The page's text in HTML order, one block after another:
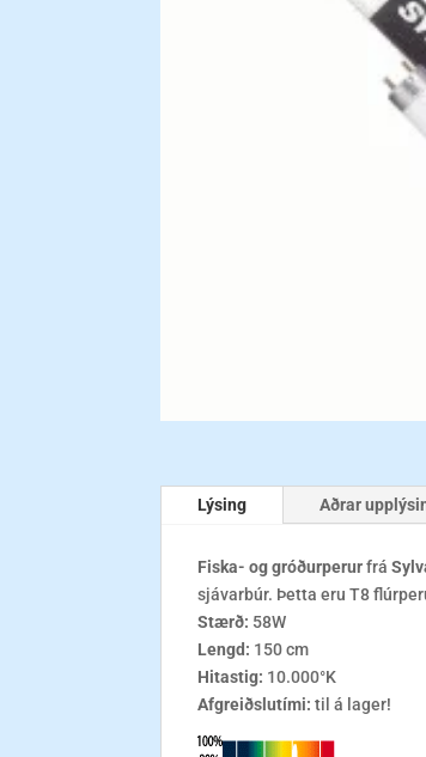
Lýsing Aðrar
Fiska- og gróðurperurfrá
sjávarbúr. Þetta eru T8
Stærð: 58W
Lengd: 150 cm
Hitastig: 10.000°K
Afgreiðslutími:til á lager!